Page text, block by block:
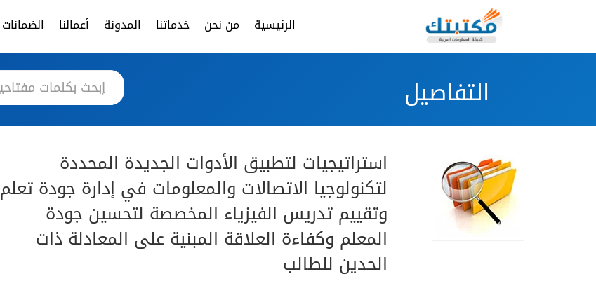
الرئيسية من نحن خدماتنا المدونة أعمالنا الضمانات
التفاصيل
استراتيجيات لتطبيق الأدوات الجديدة المحددة
لتكنولوجيا الاتصالات والمعلومات في إدارة جودة تعلم
وتقييم تدريس الفيزياء المخصصة لتحسين جودة
المعلم وكفاءة العلاقة المبنية على المعادلة ذات
الحدين للطالب